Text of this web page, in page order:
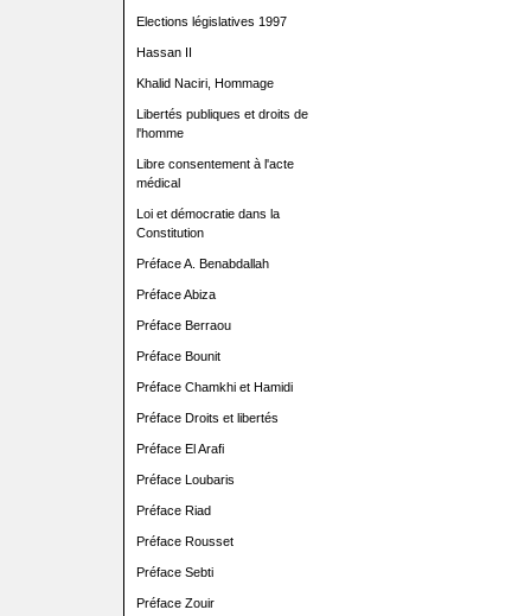
Elections législatives 1997
Hassan II
Khalid Naciri, Hommage
Libertés publiques et droits de
l'homme
Libre consentement à l'acte
médical
Loi et démocratie dans la
Constitution
Préface A. Benabdallah
Préface Abiza
Préface Berraou
Préface Bounit
Préface Chamkhi et Hamidi
Préface Droits et libertés
Préface El Arafi
Préface Loubaris
Préface Riad
Préface Rousset
Préface Sebti
Préface Zouir